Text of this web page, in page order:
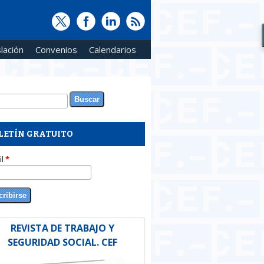
Convenios Calendarios
de búsqueda
GRATUITO
*
REVISTA DE TRABAJO Y
SEGURIDAD SOCIAL. CEF